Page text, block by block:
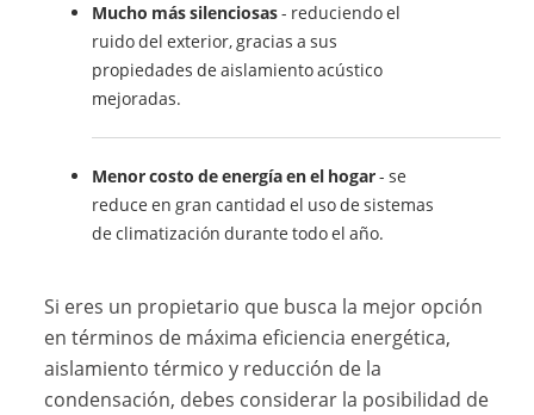
Mucho más silenciosas- reduciendo el
ruido del exterior, gracias a sus
propiedades de aislamiento acústico
mejoradas.
Menor costo de energía en el hogar- se
reduce en gran cantidad el uso de sistemas
de climatización durante todo el año.
Si eres un propietario que busca la mejor opción
en términos de máxima eficiencia energética,
aislamiento térmico y reducción de la
condensación, debes considerar la posibilidad de